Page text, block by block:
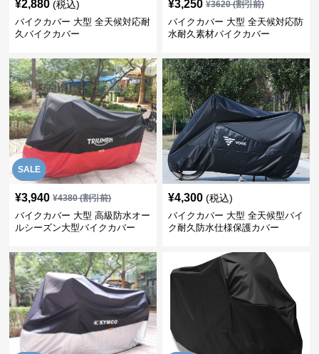
¥2,880 (税込)
バイクカバー 大型 全天候対応耐
久バイクカバー
¥3,250 ¥3620(割引前)
バイクカバー 大型 全天候対応防
水耐久素材バイクカバー
SALE
¥3,940 ¥4380(割引前)
バイクカバー 大型 高級防水オー
ルシーズン大型バイクカバー
¥4,300 (税込)
バイクカバー 大型 全天候型バイ
ク耐久防水仕様保護カバー